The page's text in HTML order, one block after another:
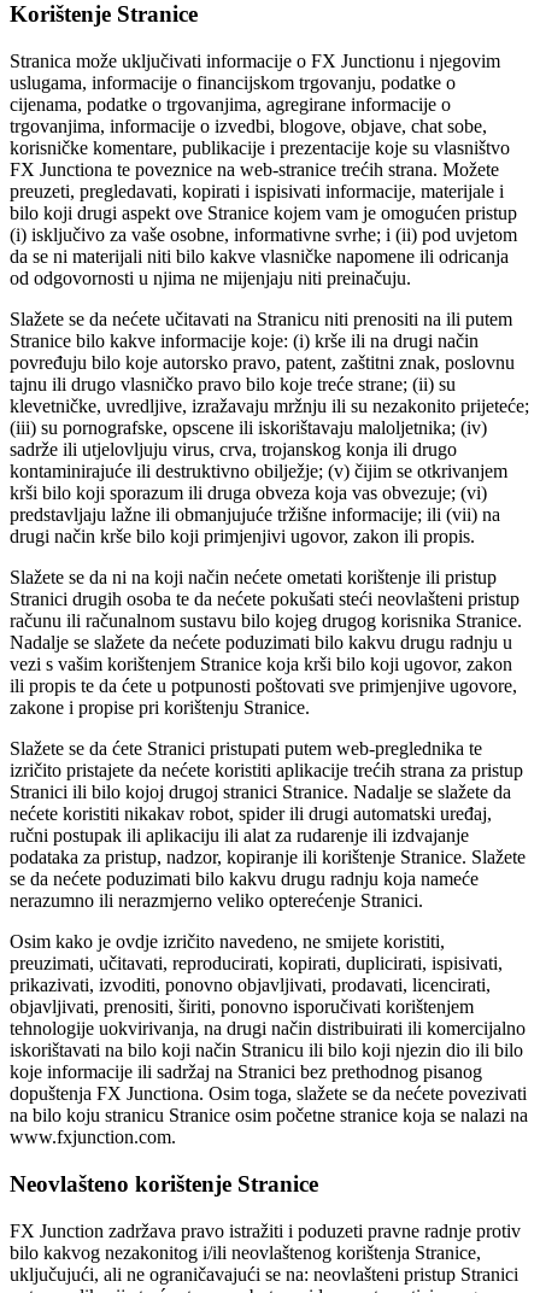
Korištenje Stranice
Stranica može uključivati informacije o FX Junctionu i njegovim
uslugama, informacije o financijskom trgovanju, podatke o
cijenama, podatke o trgovanjima, agregirane informacije o
trgovanjima, informacije o izvedbi, blogove, objave, chat sobe,
korisničke komentare, publikacije i prezentacije koje su vlasništvo
FX Junctiona te poveznice na web-stranice trećih strana. Možete
preuzeti, pregledavati, kopirati i ispisivati informacije, materijale i
bilo koji drugi aspekt ove Stranice kojem vam je omogućen pristup
(i) isključivo za vaše osobne, informativne svrhe; i (ii) pod uvjetom
da se ni materijali niti bilo kakve vlasničke napomene ili odricanja
od odgovornosti u njima ne mijenjaju niti preinačuju.
Slažete se da nećete učitavati na Stranicu niti prenositi na ili putem
Stranice bilo kakve informacije koje: (i) krše ili na drugi način
povređuju bilo koje autorsko pravo, patent, zaštitni znak, poslovnu
tajnu ili drugo vlasničko pravo bilo koje treće strane; (ii) su
klevetničke, uvredljive, izražavaju mržnju ili su nezakonito prijeteće;
(iii) su pornografske, opscene ili iskorištavaju maloljetnika; (iv)
sadrže ili utjelovljuju virus, crva, trojanskog konja ili drugo
kontaminirajuće ili destruktivno obilježje; (v) čijim se otkrivanjem
krši bilo koji sporazum ili druga obveza koja vas obvezuje; (vi)
predstavljaju lažne ili obmanjujuće tržišne informacije; ili (vii) na
drugi način krše bilo koji primjenjivi ugovor, zakon ili propis.
Slažete se da ni na koji način nećete ometati korištenje ili pristup
Stranici drugih osoba te da nećete pokušati steći neovlašteni pristup
računu ili računalnom sustavu bilo kojeg drugog korisnika Stranice.
Nadalje se slažete da nećete poduzimati bilo kakvu drugu radnju u
vezi s vašim korištenjem Stranice koja krši bilo koji ugovor, zakon
ili propis te da ćete u potpunosti poštovati sve primjenjive ugovore,
zakone i propise pri korištenju Stranice.
Slažete se da ćete Stranici pristupati putem web-preglednika te
izričito pristajete da nećete koristiti aplikacije trećih strana za pristup
Stranici ili bilo kojoj drugoj stranici Stranice. Nadalje se slažete da
nećete koristiti nikakav robot, spider ili drugi automatski uređaj,
ručni postupak ili aplikaciju ili alat za rudarenje ili izdvajanje
podataka za pristup, nadzor, kopiranje ili korištenje Stranice. Slažete
se da nećete poduzimati bilo kakvu drugu radnju koja nameće
nerazumno ili nerazmjerno veliko opterećenje Stranici.
Osim kako je ovdje izričito navedeno, ne smijete koristiti,
preuzimati, učitavati, reproducirati, kopirati, duplicirati, ispisivati,
prikazivati, izvoditi, ponovno objavljivati, prodavati, licencirati,
objavljivati, prenositi, širiti, ponovno isporučivati korištenjem
tehnologije uokvirivanja, na drugi način distribuirati ili komercijalno
iskorištavati na bilo koji način Stranicu ili bilo koji njezin dio ili bilo
koje informacije ili sadržaj na Stranici bez prethodnog pisanog
dopuštenja FX Junctiona. Osim toga, slažete se da nećete povezivati
na bilo koju stranicu Stranice osim početne stranice koja se nalazi na
www.fxjunction.com.
Neovlašteno korištenje Stranice
FX Junction zadržava pravo istražiti i poduzeti pravne radnje protiv
bilo kakvog nezakonitog i/ili neovlaštenog korištenja Stranice,
uključujući, ali ne ograničavajući se na: neovlašteni pristup Stranici